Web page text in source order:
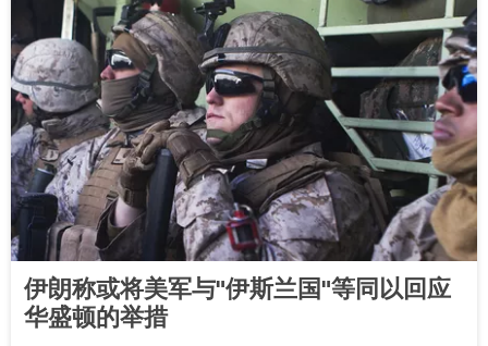
伊朗称或将美军与"伊斯兰国"等同以回应
华盛顿的举措